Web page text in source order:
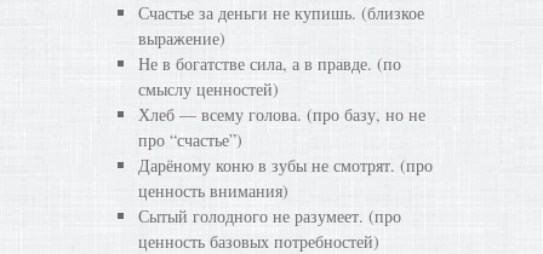
Счастье за деньги не купишь. (близкое
выражение)
Не в богатстве сила, а в правде. (по
смыслу ценностей)
Хлеб — всему голова. (про базу, но не
про “счастье”)
Дарёному коню в зубы не смотрят. (про
ценность внимания)
Сытый голодного не разумеет. (про
ценность базовых потребностей)